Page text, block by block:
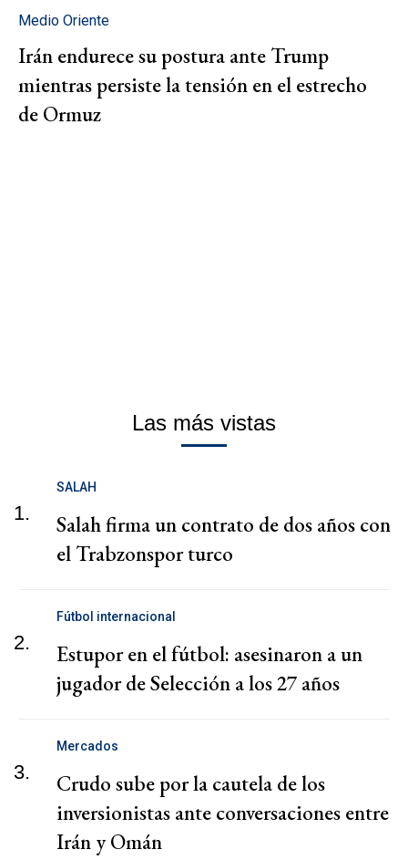
Medio Oriente
Irán endurece su postura ante Trump
mientras persiste la tensión en el estrecho
de Ormuz
Las más vistas
1.
SALAH
Salah firma un contrato de dos años con
el Trabzonspor turco
2.
Fútbol internacional
Estupor en el fútbol: asesinaron a un
jugador de Selección a los 27 años
3.
Mercados
Crudo sube por la cautela de los
inversionistas ante conversaciones entre
Irán y Omán